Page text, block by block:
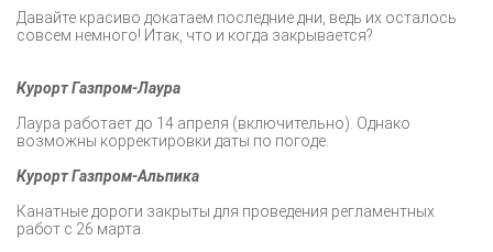
Давайте красиво докатаем последние дни, ведь их осталось
совсем немного! Итак, что и когда закрывается?
Курорт Газпром-Лаура
Лаура работает до 14 апреля (включительно). Однако
возможны корректировки даты по погоде.
Курорт Газпром-Альпика
Канатные дороги закрыты для проведения регламентных
работ с 26 марта.